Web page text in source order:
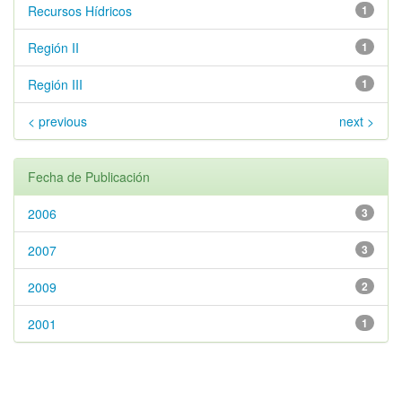
1
Recursos Hídricos
1
Región II
1
Región III
< previous next >
Fecha de Publicación
3
2006
3
2007
2
2009
1
2001